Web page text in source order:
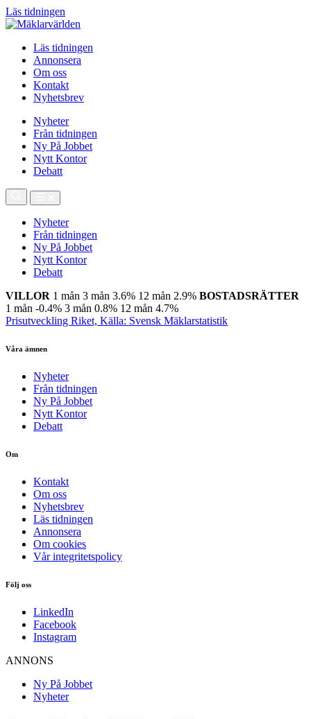
Läs tidningen
Läs tidningen
Annonsera
Om oss
Kontakt
Nyhetsbrev
Nyheter
Från tidningen
Ny På Jobbet
Nytt Kontor
Debatt
Nyheter
Från tidningen
Ny På Jobbet
Nytt Kontor
Debatt
VILLOR 1 mån 3 mån 3.6% 12 mån 2.9% BOSTADSRÄTTER
1 mån -0.4% 3 mån 0.8% 12 mån 4.7%
Prisutveckling Riket, Källa: Svensk Mäklarstatistik
Våra ämnen
Nyheter
Från tidningen
Ny På Jobbet
Nytt Kontor
Debatt
Om
Kontakt
Om oss
Nyhetsbrev
Läs tidningen
Annonsera
Om cookies
Vår integritetspolicy
Följ oss
LinkedIn
Facebook
Instagram
ANNONS
Ny På Jobbet
Nyheter